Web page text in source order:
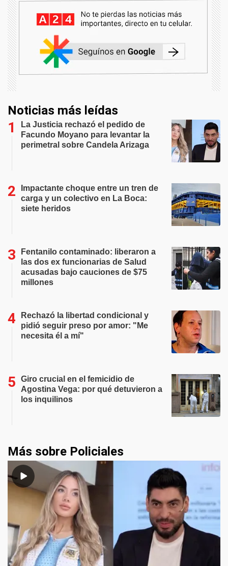
Noticias más leídas
La Justicia rechazó el pedido de
Facundo Moyano para levantar la
perimetral sobre Candela Arizaga
Impactante choque entre un tren de
carga y un colectivo en La Boca:
siete heridos
Fentanilo contaminado: liberaron a
las dos ex funcionarias de Salud
acusadas bajo cauciones de $75
millones
Rechazó la libertad condicional y
pidió seguir preso por amor: "Me
necesita él a mí"
Giro crucial en el femicidio de
Agostina Vega: por qué detuvieron a
los inquilinos
Más sobre Policiales